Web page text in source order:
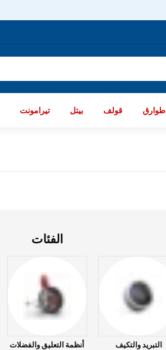
تيرامونت بيتل قولف طوارق
الفئات
أنظمة التعليق والفضلات التبريد والتكيف